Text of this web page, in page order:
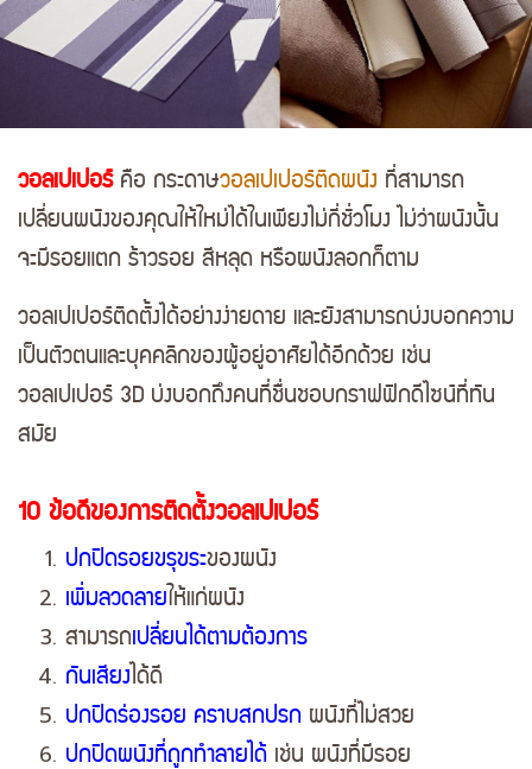
วอลเปเปอร์คือ กระดาษวอลเปเปอร์ติดผนัง ที่สามารถ
เปลี่ยนผนังของคุณให้ใหม่ได้ในเพียงไม่กี่ชั่วโมง ไม่ว่าผนังนั้น
จะมีรอยแตก ร้าวรอย สีหลุด หรือผนังลอกก็ตาม
วอลเปเปอร์ติดตั้งได้อย่างง่ายดาย และยังสามารถบ่งบอกความ
เป็นตัวตนและบุคคลิกของผู้อยู่อาศัยได้อีกด้วย เช่น
วอลเปเปอร์ 3D บ่งบอกถึงคนที่ชื่นชอบกราฟฟิกดีไซน์ที่ทัน
สมัย
10 ข้อดีของการติดตั้งวอลเปเปอร์
ปกปิดรอยขรุขระของผนัง
เพิ่มลวดลาย ให้แก่ผนัง
สามารถ เปลี่ยนได้ตามต้องการ
กันเสียง ได้ดี
ปกปิดร่องรอย คราบสกปรก ผนังที่ไม่สวย
ปกปิดผนังที่ถูกทำลายได้ เช่น ผนังที่มีรอย